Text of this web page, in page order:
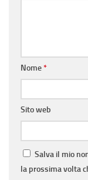
Nome*
Sito web
Salva il mio
la prossima volta